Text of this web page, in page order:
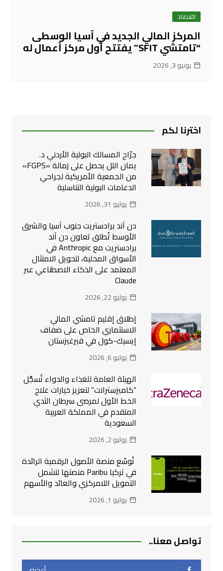
اقتصاد
المركز المالي الجديد في آسيا الوسطى
“تامتشي SFIT” يفتتح أول مركز أعمال له
يونيو 3, 2026
اخترنا لكم
جرّاح المسالك البولية الأردني د.
يمان التل يحصل على زمالة «FGPS»
من الجمعية الأمريكية لجراحي
الدعامات البولية التناسلية
يوليو 31, 2026
دن آند برادستريت جنوب آسيا والشرق
الأوسط تُطلق تعاون دن آند
برادستريت مع Anthropic في
الأسواق المحلية، لتحويل الامتثال
المعتمد على الذكاء الاصطناعي عبر
Claude
يوليو 22, 2026
إطلاق إقليم تامشي المالي
الاستثماري الخاص على ضفاف
إيسيك-كول في قيرغيزستان
يوليو 6, 2026
الهيئة العامة للغذاء والدواء تُسجِّل
“كاميزسترانت” لتعزيز خيارات علاج
الخط الأول لمرضى سرطان الثدي
المتقدم في المملكة العربية
السعودية
يوليو 2, 2026
تُوسّع منصة الأصول الرقمية الرائدة
في تركيا Paribu منصتها لتشمل
التمويل اللامركزي والعائد والأسهم
يوليو 1, 2026
تواصل معنا..